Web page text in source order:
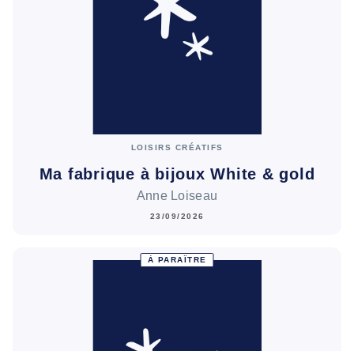
LOISIRS CRÉATIFS
Ma fabrique à bijoux White & gold
Anne Loiseau
23/09/2026
À PARAÎTRE